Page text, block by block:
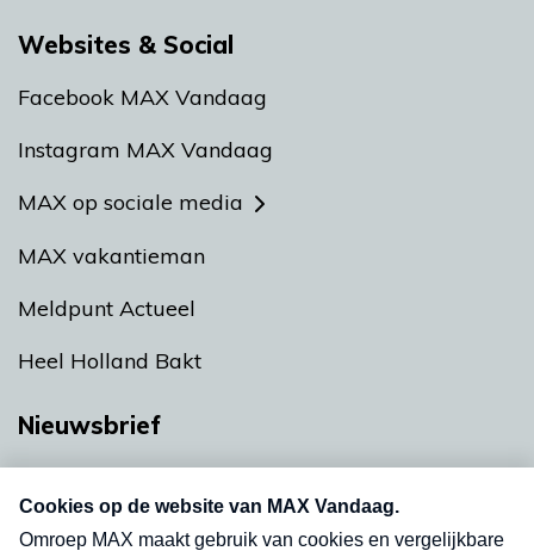
Websites & Social
Facebook MAX Vandaag
Instagram MAX Vandaag
MAX op sociale media
MAX vakantieman
Meldpunt Actueel
Heel Holland Bakt
Nieuwsbrief
nieuwsbrief. Elke vrijdag- en dinsdagochtend in
uw mailbox.